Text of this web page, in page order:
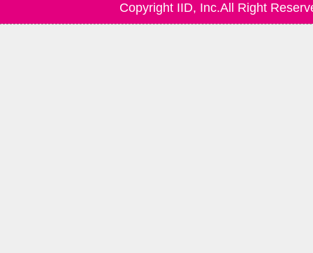
Copyright IID, Inc.All Right